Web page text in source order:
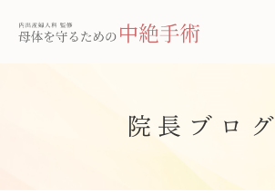
院長ブログ